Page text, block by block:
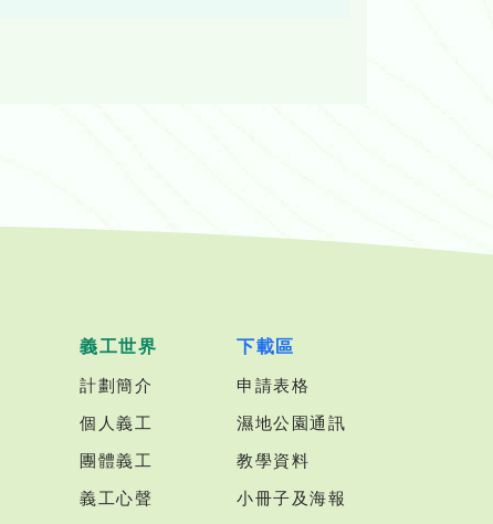
義工世界
計劃簡介
個人義工
團體義工
義工心聲
下載區
申請表格
濕地公園通訊
教學資料
小冊子及海報